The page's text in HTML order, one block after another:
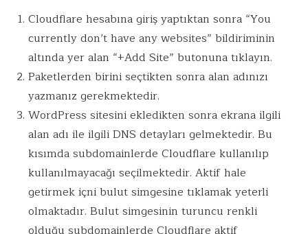
Cloudflare hesabına giriş yaptıktan sonra “You
currently don’t have any websites” bildiriminin
altında yer alan “+Add Site” butonuna tıklayın.
Paketlerden birini seçtikten sonra alan adınızı
yazmanız gerekmektedir.
WordPress sitesini ekledikten sonra ekrana ilgili
alan adı ile ilgili DNS detayları gelmektedir. Bu
kısımda subdomainlerde Cloudflare kullanılıp
kullanılmayacağı seçilmektedir. Aktif hale
getirmek içni bulut simgesine tıklamak yeterli
olmaktadır. Bulut simgesinin turuncu renkli